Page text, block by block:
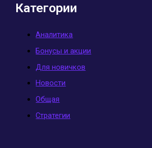
Категории
Аналитика
Бонусы и акции
Для новичков
Новости
Общая
Стратегии